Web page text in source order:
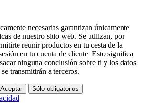
necesarias garantizan únicamente
de nuestro sitio web. Se utilizan, por
reunir productos en tu cesta de la
en tu cuenta de cliente. Esto significa
ninguna conclusión sobre ti y los datos
transmitirán a terceros.
Aceptar Sólo obligatorios